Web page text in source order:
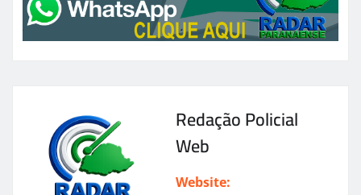
Redação Policial
Web
Website: